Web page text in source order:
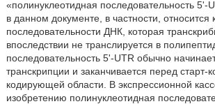
«полинуклеотидная последовательность 5'-
в данном документе, в частности, относится
последовательности ДНК, которая
впоследствии не транслируется в
последовательность 5'-UTR обычно
транскрипции и заканчивается перед старт-
кодирующей области. В экспрессионной
изобретению полинуклеотидная